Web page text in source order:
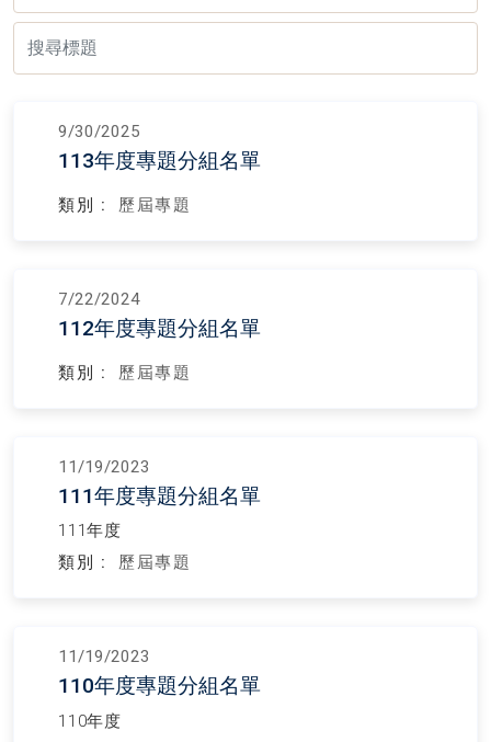
9/30/2025
113年度專題分組名單
類別 : 歷屆專題
7/22/2024
112年度專題分組名單
類別 : 歷屆專題
11/19/2023
111年度專題分組名單
111年度
類別 :
歷屆專題
11/19/2023
110年度專題分組名單
110年度